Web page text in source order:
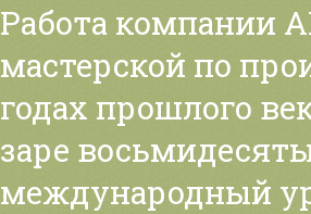
Работа компании
мастерской по
годах прошлого
заре
международный